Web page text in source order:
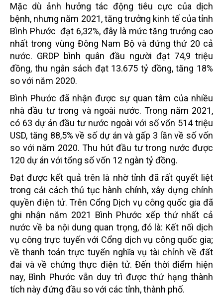
Mặc dù ảnh hưởng tác động tiêu cực của dịch
bệnh, nhưng năm 2021, tăng trưởng kinh tế của tỉnh
Bình Phước đạt 6,32%, đây là mức tăng trưởng cao
nhất trong vùng Đông Nam Bộ và đứng thứ 20 cả
nước. GRDP bình quân đầu người đạt 74,9 triệu
đồng, thu ngân sách đạt 13.675 tỷ đồng, tăng 18%
so với năm 2020.
Bình Phước đã nhận được sự quan tâm của nhiều
nhà đầu tư trong và ngoài nước. Trong năm 2021,
có 63 dự án đầu tư nước ngoài với số vốn 514 triệu
USD, tăng 88,5% về số dự án và gấp 3 lần về số vốn
so với năm 2020. Thu hút đầu tư trong nước được
120 dự án với tổng số vốn 12 ngàn tỷ đồng.
Đạt được kết quả trên là nhờ tỉnh đã rất quyết liệt
trong cải cách thủ tục hành chính, xây dựng chính
quyền điện tử. Trên Cổng Dịch vụ công quốc gia đã
ghi nhận năm 2021 Bình Phước xếp thứ nhất cả
nước về ba nội dung quan trọng, đó là: Kết nối dịch
vụ công trực tuyến với Cổng dịch vụ công quốc gia;
về thanh toán trực tuyến nghĩa vụ tài chính về đất
đai và về chứng thực điện tử. Đến thời điểm hiện
nay, Bình Phước vẫn duy trì được thứ hạng thành
tích này đứng đầu so với các tỉnh, thành phố.